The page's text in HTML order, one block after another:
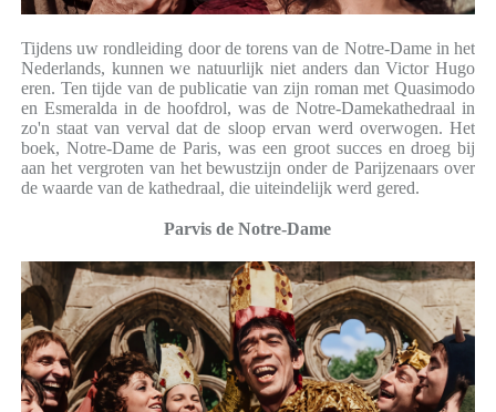
Tijdens uw rondleiding door de torens van de Notre-Dame in het
Nederlands, kunnen we natuurlijk niet anders dan Victor Hugo
eren. Ten tijde van de publicatie van zijn roman met Quasimodo
en Esmeralda in de hoofdrol, was de Notre-Damekathedraal in
zo'n staat van verval dat de sloop ervan werd overwogen. Het
boek, Notre-Dame de Paris, was een groot succes en droeg bij
aan het vergroten van het bewustzijn onder de Parijzenaars over
de waarde van de kathedraal, die uiteindelijk werd gered.
Parvis de Notre-Dame